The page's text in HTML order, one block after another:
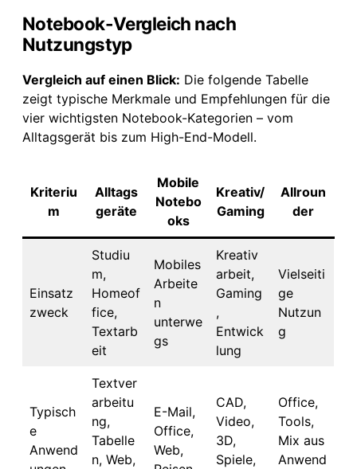
Notebook-Vergleich nach
Nutzungstyp
Vergleich auf einen Blick: Die folgende Tabelle
zeigt typische Merkmale und Empfehlungen für die
vier wichtigsten Notebook-Kategorien – vom
Alltagsgerät bis zum High-End-Modell.
Kriteriu
m
Alltags
geräte
Mobile
Notebo
oks
Kreativ/
Gaming
Allroun
der
Einsatz
zweck
Studiu
m,
Homeof
fice,
Textarb
eit
Mobiles
Arbeite
n
unterwe
gs
Kreativ
arbeit,
Gaming
,
Entwick
lung
Vielseiti
ge
Nutzun
g
Typisch
e
Anwend
Textver
arbeitu
ng,
Tabelle
n, Web,
E-Mail,
Office,
Web,
CAD,
Video,
3D,
Spiele,
Office,
Tools,
Mix aus
Anwend